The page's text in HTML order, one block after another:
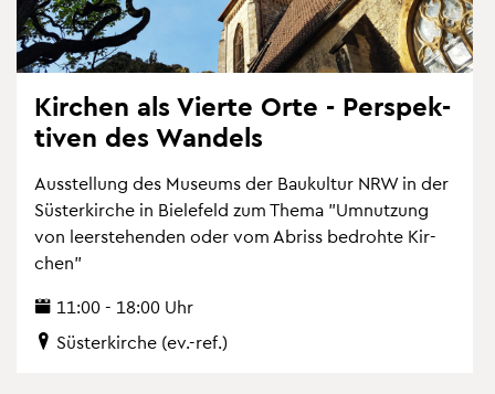
Kir­chen als Vier­te Orte - Per­spek­
ti­ven des Wan­dels
Aus­stel­lung des Mu­se­ums der Bau­kul­tur NRW in der
Süs­ter­kir­che in Bie­le­feld zum Thema "Um­nut­zung
von leer­ste­hen­den oder vom Ab­riss be­droh­te Kir­
chen"
11:00 - 18:00 Uhr
Süs­ter­kir­che (ev.-ref.)